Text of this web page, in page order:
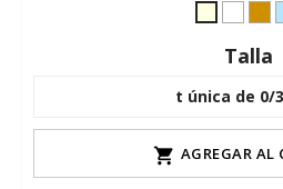
crudo-
marfil
Talla
 AGREGAR AL